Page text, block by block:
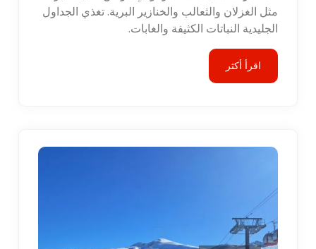
مثل الغزلان والثعالب والخنازير البرية. تغذي الجداول
الجليدية النباتات الكثيفة والغابات.
اقرأ أكثر